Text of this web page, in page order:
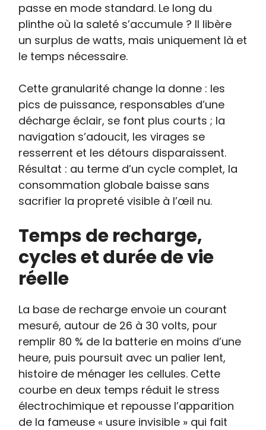
passe en mode standard. Le long du
plinthe où la saleté s’accumule ? Il libère
un surplus de watts, mais uniquement là et
le temps nécessaire.
Cette granularité change la donne : les
pics de puissance, responsables d’une
décharge éclair, se font plus courts ; la
navigation s’adoucit, les virages se
resserrent et les détours disparaissent.
Résultat : au terme d’un cycle complet, la
consommation globale baisse sans
sacrifier la propreté visible à l’œil nu.
Temps de recharge,
cycles et durée de vie
réelle
La base de recharge envoie un courant
mesuré, autour de 26 à 30 volts, pour
remplir 80 % de la batterie en moins d’une
heure, puis poursuit avec un palier lent,
histoire de ménager les cellules. Cette
courbe en deux temps réduit le stress
électrochimique et repousse l’apparition
de la fameuse « usure invisible » qui fait